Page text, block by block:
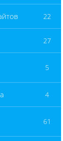
22
27
5
4
61